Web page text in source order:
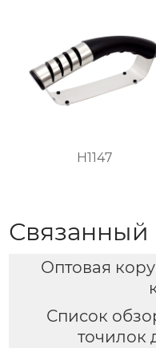
H1147
Связанный
Оптовая
Список
точилок